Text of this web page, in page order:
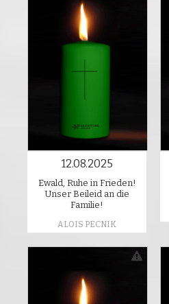
12.08.2025
Ewald, Ruhe in Frieden!
Unser Beileid an die
Familie!
ALOIS PECNIK